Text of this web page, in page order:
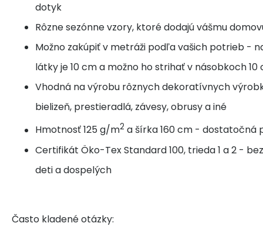
dotyk
Rôzne sezónne vzory, ktoré dodajú vášmu
Možno zakúpiť v metráži podľa vašich potrieb -
látky je 10 cm a možno ho strihať v násobkoch 10
Vhodná na výrobu rôznych dekoratívnych
bielizeň, prestieradlá, závesy, obrusy a iné
Hmotnosť 125 g/m2 a šírka 160 cm - dostatočná
Certifikát Öko-Tex Standard 100, trieda 1 a 2 -
deti a dospelých
Často kladené otázky: